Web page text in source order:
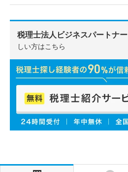
税理士法人ビジネスパートナー
しい方はこちら